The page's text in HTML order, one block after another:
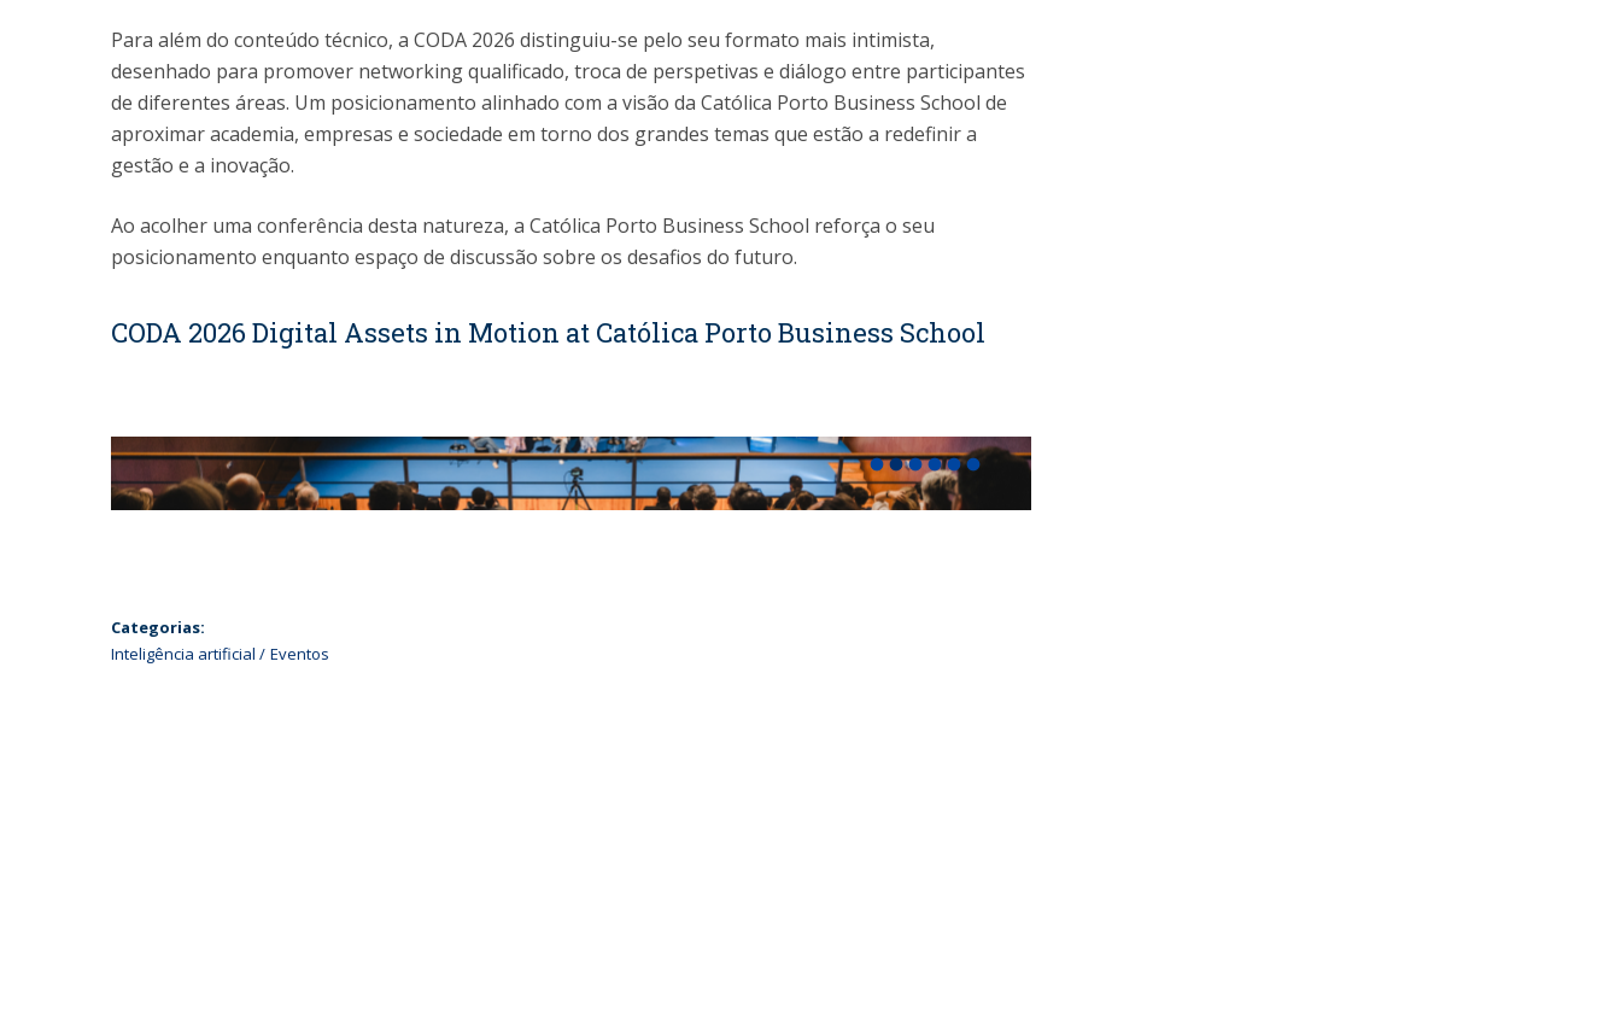
Para além do conteúdo técnico, a CODA 2026 distinguiu-se pelo seu formato mais intimista,
desenhado para promover networking qualificado, troca de perspetivas e diálogo entre participantes
de diferentes áreas. Um posicionamento alinhado com a visão da Católica Porto Business School de
aproximar academia, empresas e sociedade em torno dos grandes temas que estão a redefinir a
gestão e a inovação.
Ao acolher uma conferência desta natureza, a Católica Porto Business School reforça o seu
posicionamento enquanto espaço de discussão sobre os desafios do futuro.
CODA 2026 Digital Assets in Motion at Católica Porto Business School
fiber_manual_recordfiber_manual_recordfiber_manual_recordfiber_manual_recordfiber_manual_recordfiber_manual_record
Categorias:
Inteligência artificial
Eventos